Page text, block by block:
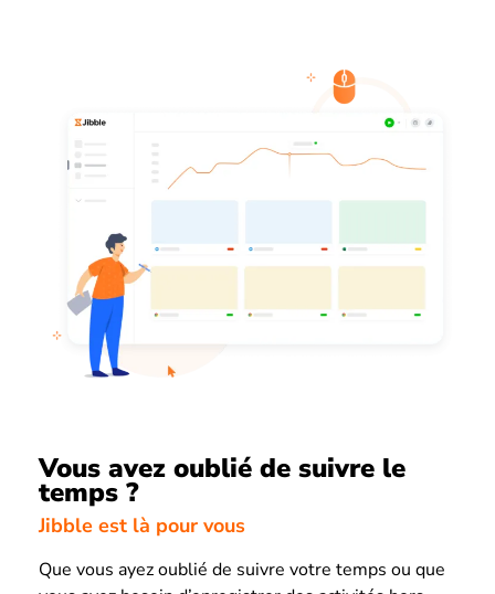
Vous avez oublié de suivre le
temps ?
Jibble est là pour vous
Que vous ayez oublié de suivre votre temps ou que